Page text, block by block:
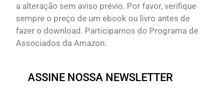
a alteração sem aviso prévio. Por favor, verifique
sempre o preço de um ebook ou livro antes de
fazer o download. Participamos do Programa de
Associados da Amazon.
ASSINE NOSSA NEWSLETTER